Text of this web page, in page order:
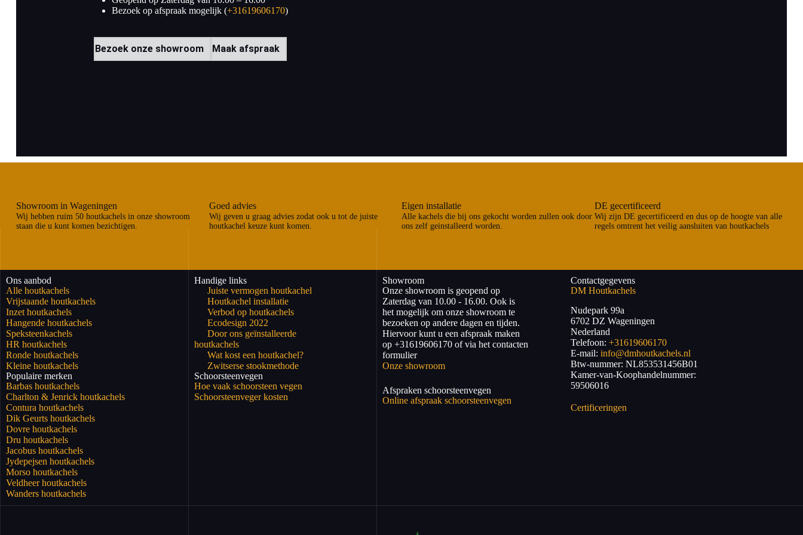
Bezoek op afspraak mogelijk (+31619606170)
Bezoek onze showroom Maak afspraak
Showroom in Wageningen
Wij hebben ruim 50 houtkachels in onze showroom
staan die u kunt komen bezichtigen.
Goed advies
Wij geven u graag advies zodat ook u tot de juiste
houtkachel keuze kunt komen.
Eigen installatie
Alle kachels die bij ons gekocht worden zullen ook door
ons zelf geinstalleerd worden.
DE gecertificeerd
Wij zijn DE gecertificeerd en dus op de hoogte van alle
regels omtrent het veilig aansluiten van houtkachels
Ons aanbod
Alle houtkachels
Vrijstaande houtkachels
Inzet houtkachels
Hangende houtkachels
Speksteenkachels
HR houtkachels
Ronde houtkachels
Kleine houtkachels
Populaire merken
Barbas houtkachels
Charlton & Jenrick houtkachels
Contura houtkachels
Dik Geurts houtkachels
Dovre houtkachels
Dru houtkachels
Jacobus houtkachels
Jydepejsen houtkachels
Morso houtkachels
Veldheer houtkachels
Wanders houtkachels
Handige links
Juiste vermogen houtkachel
Houtkachel installatie
Verbod op houtkachels
Ecodesign 2022
Door ons geïnstalleerde
houtkachels
Wat kost een houtkachel?
Zwitserse stookmethode
Schoorsteenvegen
Hoe vaak schoorsteen vegen
Schoorsteenveger kosten
Showroom
Onze showroom is geopend op
Zaterdag van 10.00 - 16.00. Ook is
het mogelijk om onze showroom te
bezoeken op andere dagen en tijden.
Hiervoor kunt u een afspraak maken
op +31619606170 of via het contacten
formulier
Onze showroom
Afspraken schoorsteenvegen
Online afspraak schoorsteenvegen
Contactgegevens
DM Houtkachels
Nudepark 99a
6702 DZ Wageningen
Nederland
Telefoon: +31619606170
E-mail: info@dmhoutkachels.nl
Btw-nummer: NL853531456B01
Kamer-van-Koophandelnummer:
59506016
Certificeringen